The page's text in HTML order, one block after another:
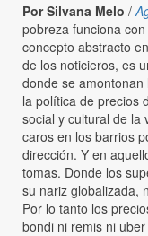
Por Silvana Melo /
pobreza funciona
concepto abstracto
de los noticieros, es
donde se
la política de precios
social y cultural de la
caros en los barrios
dirección. Y en
tomas. Donde los
su nariz globalizada,
Por lo tanto los
bondi ni remis ni